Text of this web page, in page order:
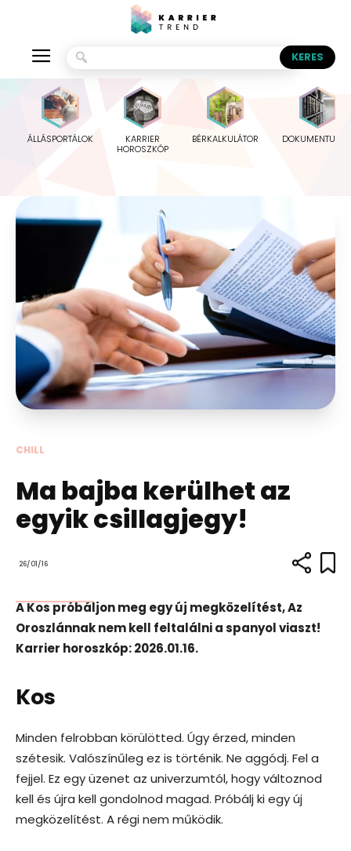
ÁLLÁSPORTÁLOK
KARRIER
HOROSZKÓP
BÉRKALKULÁTOR
CHILL
Ma bajba kerülhet az
egyik csillagjegy!
26/01/16
A Kos próbáljon meg egy új megközelítést, Az
Oroszlánnak nem kell feltalálni a spanyol viaszt!
Karrier horoszkóp: 2026.01.16.
Kos
Minden felrobban körülötted. Úgy érzed, minden
szétesik. Valószínűleg ez is történik. Ne aggódj. Fel a
fejjel. Ez egy üzenet az univerzumtól, hogy változnod
kell és újra kell gondolnod magad. Próbálj ki egy új
megközelítést. A régi nem működik.